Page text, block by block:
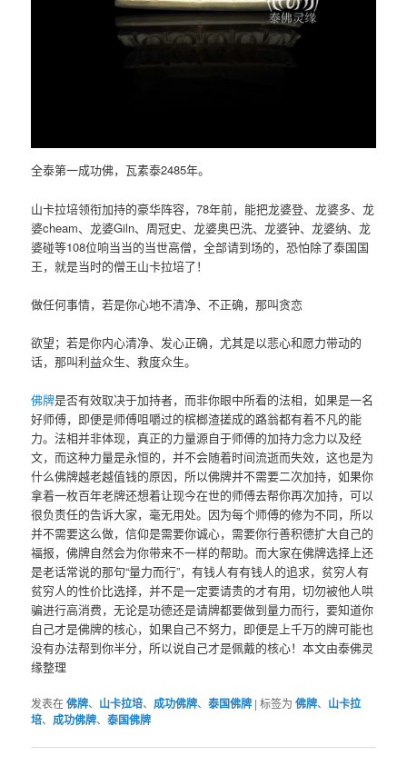
全泰第一成功佛，瓦素泰2485年。
山卡拉培领衔加持的豪华阵容，78年前，能把龙婆登、龙婆多、龙
婆cheam、龙婆Giln、周冠史、龙婆奥巴洗、龙婆钟、龙婆纳、龙
婆碰等108位响当当的当世高僧，全部请到场的，恐怕除了泰国国
王，就是当时的僧王山卡拉培了！
做任何事情，若是你心地不清净、不正确，那叫贪恋
欲望；若是你内心清净、发心正确，尤其是以悲心和愿力带动的
话，那叫利益众生、救度众生。
佛牌是否有效取决于加持者，而非你眼中所看的法相，如果是一名
好师傅，即便是师傅咀嚼过的槟榔渣搓成的路翁都有着不凡的能
力。法相并非体现，真正的力量源自于师傅的加持力念力以及经
文，而这种力量是永恒的，并不会随着时间流逝而失效，这也是为
什么佛牌越老越值钱的原因，所以佛牌并不需要二次加持，如果你
拿着一枚百年老牌还想着让现今在世的师傅去帮你再次加持，可以
很负责任的告诉大家，毫无用处。因为每个师傅的修为不同，所以
并不需要这么做，信仰是需要你诚心，需要你行善积德扩大自己的
福报，佛牌自然会为你带来不一样的帮助。而大家在佛牌选择上还
是老话常说的那句“量力而行”，有钱人有有钱人的追求，贫穷人有
贫穷人的性价比选择，并不是一定要请贵的才有用，切勿被他人哄
骗进行高消费，无论是功德还是请牌都要做到量力而行，要知道你
自己才是佛牌的核心，如果自己不努力，即便是上千万的牌可能也
没有办法帮到你半分，所以说自己才是佩戴的核心！本文由泰佛灵
缘整理
发表在佛牌、 山卡拉培、 成功佛牌、泰国佛牌 |标签为 佛牌、 山卡拉
培、 成功佛牌、泰国佛牌